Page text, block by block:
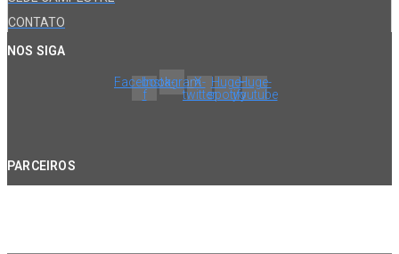
CONTATO
NOS SIGA
Facebook-
f
InstagramX-
twitter
Huge-
spotify
Huge-
youtube
PARCEIROS